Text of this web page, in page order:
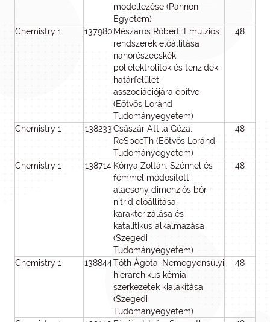
modellezése (Pannon
Egyetem)
Chemistry 1 137980 Mészáros Róbert: Emulziós
rendszerek előállítása
nanorészecskék,
polielektrolitok és tenzidek
határfelületi
asszociációjára építve
(Eötvös Loránd
Tudományegyetem)
48
Chemistry 1 138233Császár Attila Géza:
ReSpecTh (Eötvös Loránd
Tudományegyetem)
48
Chemistry 1 138714 Kónya Zoltán: Szénnel és
fémmel módosított
alacsony dimenziós bór-
nitrid előállítása,
karakterizálása és
katalitikus alkalmazása
(Szegedi
Tudományegyetem)
48
Chemistry 1 138844Tóth Ágota: Nemegyensúlyi
hierarchikus kémiai
szerkezetek kialakítása
(Szegedi
Tudományegyetem)
48